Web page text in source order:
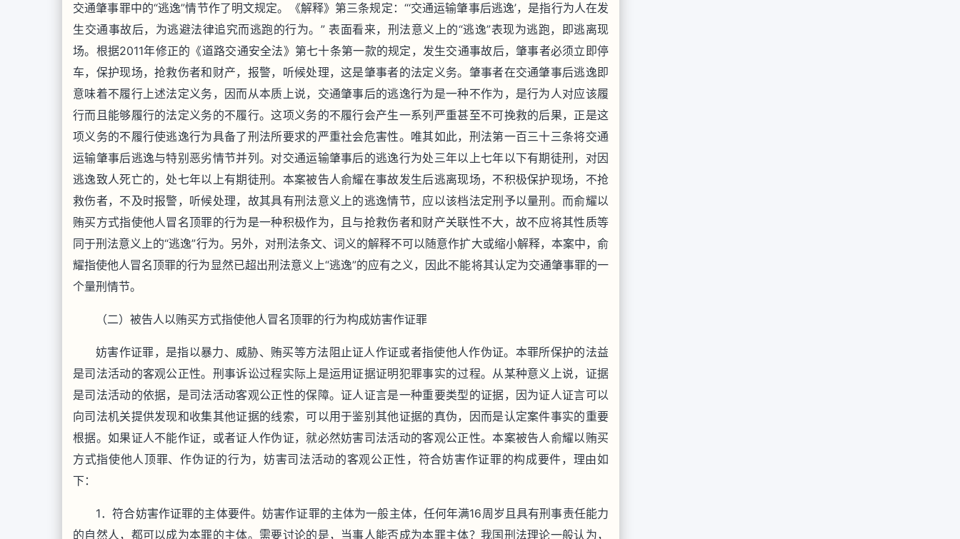
交通肇事罪中的“逃逸”情节作了明文规定。《解释》第三条规定：“‘交通运输肇事后逃逸’，是指行为人在发
生交通事故后，为逃避法律追究而逃跑的行为。” 表面看来，刑法意义上的“逃逸”表现为逃跑，即逃离现
场。根据2011年修正的《道路交通安全法》第七十条第一款的规定，发生交通事故后，肇事者必须立即停
车，保护现场，抢救伤者和财产，报警，听候处理，这是肇事者的法定义务。肇事者在交通肇事后逃逸即
意味着不履行上述法定义务，因而从本质上说，交通肇事后的逃逸行为是一种不作为，是行为人对应该履
行而且能够履行的法定义务的不履行。这项义务的不履行会产生一系列严重甚至不可挽救的后果，正是这
项义务的不履行使逃逸行为具备了刑法所要求的严重社会危害性。唯其如此，刑法第一百三十三条将交通
运输肇事后逃逸与特别恶劣情节并列。对交通运输肇事后的逃逸行为处三年以上七年以下有期徒刑，对因
逃逸致人死亡的，处七年以上有期徒刑。本案被告人俞耀在事故发生后逃离现场，不积极保护现场，不抢
救伤者，不及时报警，听候处理，故其具有刑法意义上的逃逸情节，应以该档法定刑予以量刑。而俞耀以
贿买方式指使他人冒名顶罪的行为是一种积极作为，且与抢救伤者和财产关联性不大，故不应将其性质等
同于刑法意义上的“逃逸”行为。另外，对刑法条文、词义的解释不可以随意作扩大或缩小解释，本案中，俞
耀指使他人冒名顶罪的行为显然已超出刑法意义上“逃逸”的应有之义，因此不能将其认定为交通肇事罪的一
个量刑情节。
（二）被告人以贿买方式指使他人冒名顶罪的行为构成妨害作证罪
妨害作证罪，是指以暴力、威胁、贿买等方法阻止证人作证或者指使他人作伪证。本罪所保护的法益
是司法活动的客观公正性。刑事诉讼过程实际上是运用证据证明犯罪事实的过程。从某种意义上说，证据
是司法活动的依据，是司法活动客观公正性的保障。证人证言是一种重要类型的证据，因为证人证言可以
向司法机关提供发现和收集其他证据的线索，可以用于鉴别其他证据的真伪，因而是认定案件事实的重要
根据。如果证人不能作证，或者证人作伪证，就必然妨害司法活动的客观公正性。本案被告人俞耀以贿买
方式指使他人顶罪、作伪证的行为，妨害司法活动的客观公正性，符合妨害作证罪的构成要件，理由如
下：
1．符合妨害作证罪的主体要件。妨害作证罪的主体为一般主体，任何年满16周岁且具有刑事责任能力
的自然人，都可以成为本罪的主体。需要讨论的是，当事人能否成为本罪主体？我国刑法理论一般认为，